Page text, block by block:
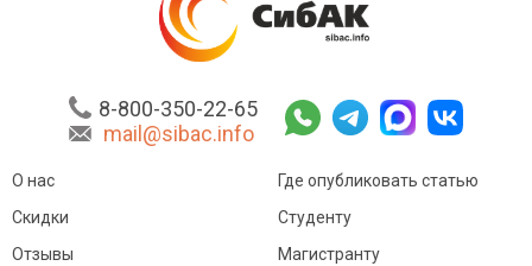
8-800-350-22-65
mail@sibac.info
О нас
Скидки
Отзывы
Где опубликовать статью
Студенту
Магистранту